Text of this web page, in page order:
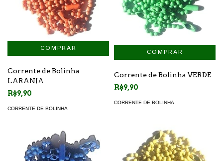
Corrente de Bolinha
LARANJA
R$9,90
CORRENTE DE BOLINHA
Corrente de Bolinha VERDE
R$9,90
CORRENTE DE BOLINHA